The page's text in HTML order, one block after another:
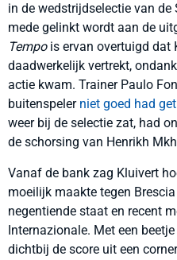
in de wedstrijdselectie van de
mede gelinkt wordt aan de
Tempois ervan overtuigd dat
daadwerkelijk vertrekt,
actie kwam. Trainer Paulo
buitenspeler niet goed had
weer bij de selectie zat, had
de schorsing van Henrikh
Vanaf de bank zag Kluivert
moeilijk maakte tegen
negentiende staat en recent
Internazionale. Met een
dichtbij de score uit een